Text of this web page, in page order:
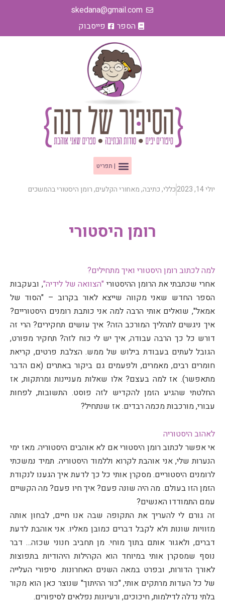
skedana@gmail.com
הספר
פייסבוק
תפריט
יולי 14, 2023 כללי,כתיבה,מאחורי הקלעים,רומן היסטורי בהמשכים
רומן היסטורי
למה לכתוב רומן היסטורי ואיך מתחילים?
אחרי שכתבתי את הרומן ההיסטורי "הצוואה של לידיה", ובעקבות
הספר החדש שאני מקווה שייצא לאור בקרוב – "הסוד של
אמאל", שואלים אותי הרבה למה אני כותבת רומנים היסטוריים?
איך ניגשים לתהליך המורכב הזה? איך עושים תחקירים? הרי זה
דורש כל כך הרבה עבודה, איך יש לי כוח לזה? תחקיר מפורט,
הגובל לעתים בעבודת בילוש של ממש. הצלבת פרטים, קריאת
חומרים רבים, מאמרים, ולפעמים גם ביקור באתרים (אם הדבר
מתאפשר). אז למה בעצם? אלו שאלות מעניינות ומרתקות, אז
החלטתי שהגיע הזמן להקדיש לזה פוסט. התשובות, לפחות
עבורי, מורכבות מכמה רבדים. אז שנתחיל?
לאהוב היסטוריה
אי אפשר לכתוב רומן היסטורי אם לא אוהבים היסטוריה. מאז ימי
הנערות שלי, אני אוהבת לקרוא וללמוד היסטוריה. תמיד נמשכתי
לרומנים היסטוריים. מסקרן אותי כל כך לדעת איך הגענו לנקודת
הזמן הזו בעולם. מה היה שונה פעם? איך חיו פעם? מה הקשיים
עמם התמודדו האנשים?
זה גורם לי להעריך את התקופה שבה אנו חיים, לבחון אותה
מזוויות שונות ולא לקבל דברים כמובן מאליו. אני אוהבת לדעת
דברים, ולאגור אותם בתוך מוחי. מן תחביב חנוני שכזה… דבר
נוסף שמסקרן אותי במיוחד הוא הקהילות היהודיות בתפוצות
לאורך הדורות, ובפרט במאה השנים האחרונות. סיפורי העלייה
של כל העדות מרתקים אותי, "כור ההיתוך" שנוצר כאן הוא מקור
בלתי נדלה לדילמות, חיכוכים, ורעיונות נפלאים לסיפורים.